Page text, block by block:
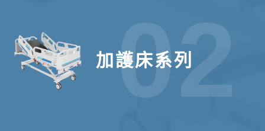
加護床系列
02